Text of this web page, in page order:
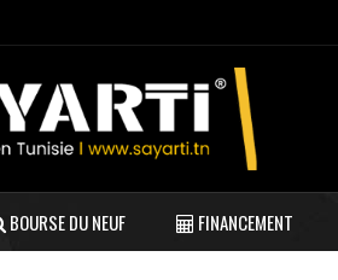
BOURSE DU NEUF FINANCEMENT